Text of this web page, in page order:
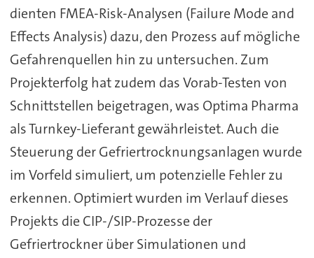
dienten FMEA-Risk-Analysen (Failure Mode and
Effects Analysis) dazu, den Prozess auf mögliche
Gefahrenquellen hin zu untersuchen. Zum
Projekterfolg hat zudem das Vorab-Testen von
Schnittstellen beigetragen, was Optima Pharma
als Turnkey-Lieferant gewährleistet. Auch die
Steuerung der Gefriertrocknungsanlagen wurde
im Vorfeld simuliert, um potenzielle Fehler zu
erkennen. Optimiert wurden im Verlauf dieses
Projekts die CIP-/SIP-Prozesse der
Gefriertrockner über Simulationen und